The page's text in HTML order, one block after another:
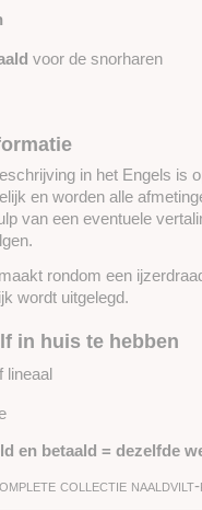
voor de snorharen
in het Engels is
en worden alle
van een eventuele
rondom een
wordt uitgelegd.
in huis te hebben
lineaal
en betaald = dezelfde
collectie naaldvilt-